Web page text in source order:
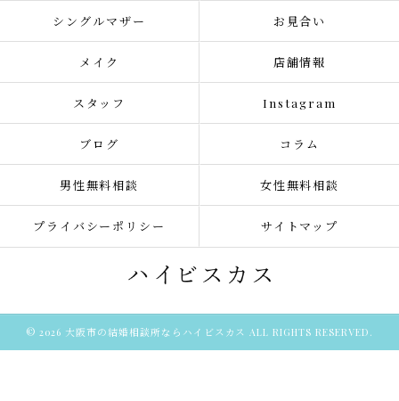
シングルマザー お見合い
メイク 店舗情報
スタッフ Instagram
ブログ コラム
男性無料相談 女性無料相談
プライバシーポリシー サイトマップ
© 2026 大阪市の結婚相談所ならハイビスカス ALL RIGHTS RESERVED.